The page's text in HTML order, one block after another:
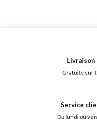
Livraison
Gratuite sur
Service
Du lundi ou